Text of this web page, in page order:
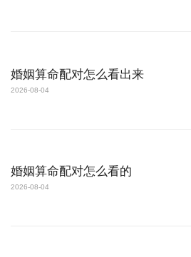
婚姻算命配对怎么看出来
2026-08-04
婚姻算命配对怎么看的
2026-08-04